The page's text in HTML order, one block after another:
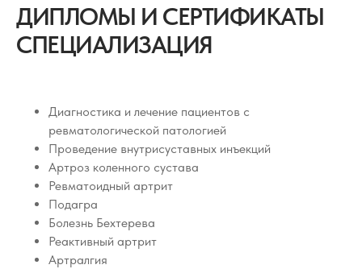
ДИПЛОМЫ И СЕРТИФИКАТЫ
СПЕЦИАЛИЗАЦИЯ
Диагностика и лечение пациентов с
ревматологической патологией
Проведение внутрисуставных инъекций
Артроз коленного сустава
Ревматоидный артрит
Подагра
Болезнь Бехтерева
Реактивный артрит
Артралгия